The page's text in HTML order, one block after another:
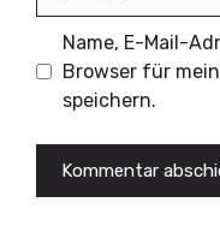
Name, E-Mail-
Browser für
speichern.